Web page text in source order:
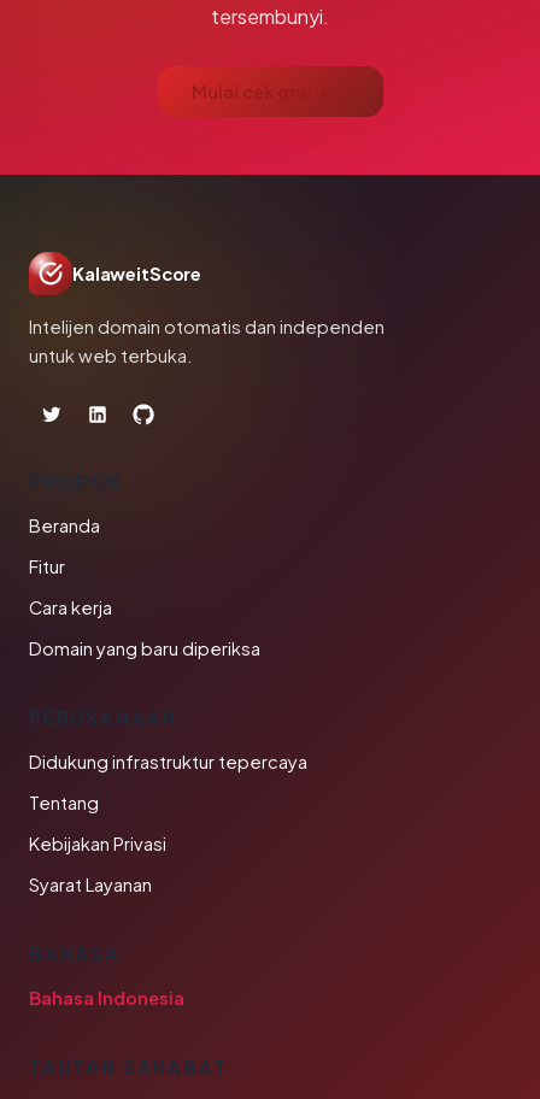
tersembunyi.
Mulai cek gratis →
KalaweitScore
Intelijen domain otomatis dan independen
untuk web terbuka.
PRODUK
Beranda
Fitur
Cara kerja
Domain yang baru diperiksa
PERUSAHAAN
Didukung infrastruktur tepercaya
Tentang
Kebijakan Privasi
Syarat Layanan
BAHASA
Bahasa Indonesia
TAUTAN SAHABAT